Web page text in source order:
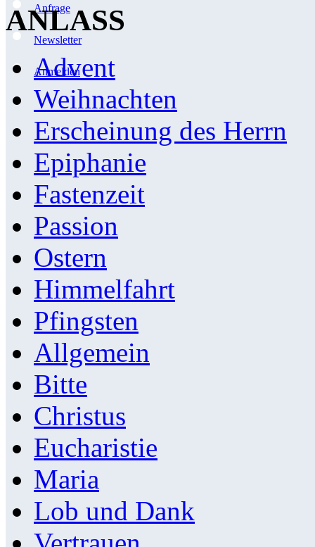
Anfrage
Newsletter
Anmelden
ANLASS
Advent
Weihnachten
Erscheinung des Herrn
Epiphanie
Fastenzeit
Passion
Ostern
Himmelfahrt
Pfingsten
Allgemein
Bitte
Christus
Eucharistie
Maria
Lob und Dank